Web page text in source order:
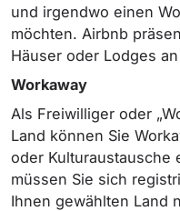
und irgendwo einen
möchten. Airbnb
Häuser oder Lodges
Workaway
Als Freiwilliger oder
Land können Sie
oder Kulturaustausche
müssen Sie sich
Ihnen gewählten Land